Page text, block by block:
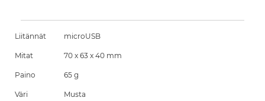
Liitännät microUSB
Mitat 70 x 63 x 40 mm
Paino 65 g
Väri Musta